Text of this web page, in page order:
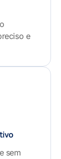
e
sem